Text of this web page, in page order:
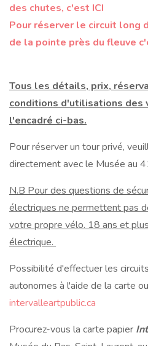
des chutes, c'est ICI
Pour réserver le circuit long
de la pointe près du fleuve
Tous les détails, prix,
conditions d'utilisations des
l'encadré ci-bas.
Pour réserver un tour privé,
directement avec le Musée au
N.B Pour des questions de
électriques ne permettent pas
votre propre vélo. 18 ans et
électrique.
Possibilité d'effectuer les
autonomes à l'aide de la carte
intervalleartpublic.ca
Procurez-vous la carte papier